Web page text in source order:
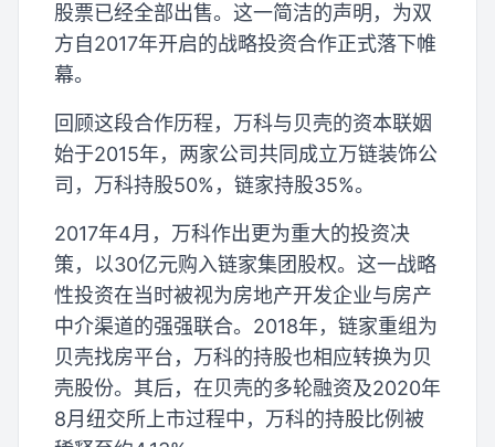
股票已经全部出售。这一简洁的声明，为双
方自2017年开启的战略投资合作正式落下帷
幕。
回顾这段合作历程，万科与贝壳的资本联姻
始于2015年，两家公司共同成立万链装饰公
司，万科持股50%，链家持股35%。
2017年4月，万科作出更为重大的投资决
策，以30亿元购入链家集团股权。这一战略
性投资在当时被视为房地产开发企业与房产
中介渠道的强强联合。2018年，链家重组为
贝壳找房平台，万科的持股也相应转换为贝
壳股份。其后，在贝壳的多轮融资及2020年
8月纽交所上市过程中，万科的持股比例被